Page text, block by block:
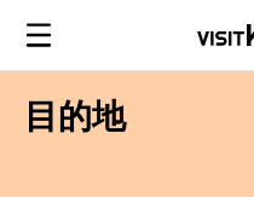
目的地